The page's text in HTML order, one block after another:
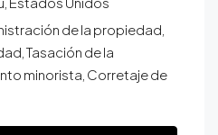
de la propiedad,
Tasación de la
minorista, Corretaje de